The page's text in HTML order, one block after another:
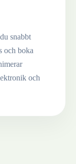
snabbt
och boka
och